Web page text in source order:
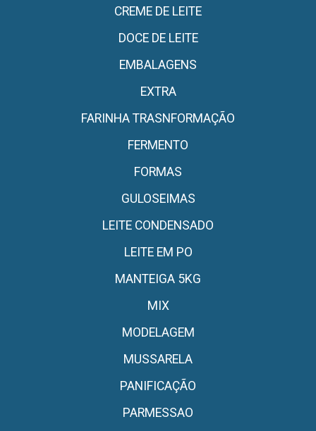
CREME DE LEITE
DOCE DE LEITE
EMBALAGENS
EXTRA
FARINHA TRASNFORMAÇÃO
FERMENTO
FORMAS
GULOSEIMAS
LEITE CONDENSADO
LEITE EM PO
MANTEIGA 5KG
MIX
MODELAGEM
MUSSARELA
PANIFICAÇÃO
PARMESSAO